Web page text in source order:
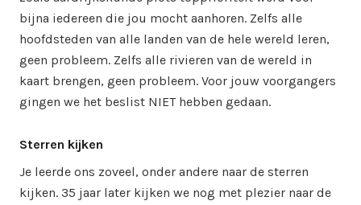
bijna iedereen die jou mocht aanhoren. Zelfs alle
hoofdsteden van alle landen van de hele wereld leren,
geen probleem. Zelfs alle rivieren van de wereld in
kaart brengen, geen probleem. Voor jouw voorgangers
gingen we het beslist NIET hebben gedaan.
Sterren kijken
Je leerde ons zoveel, onder andere naar de sterren
kijken. 35 jaar later kijken we nog met plezier naar de